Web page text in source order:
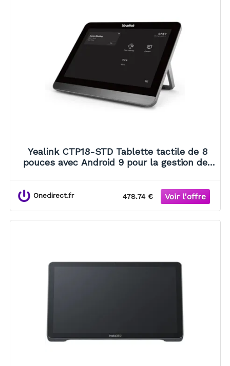
Yealink CTP18-STD Tablette tactile de 8
pouces avec Android 9 pour la gestion des
Onedirect.fr 478.74 €